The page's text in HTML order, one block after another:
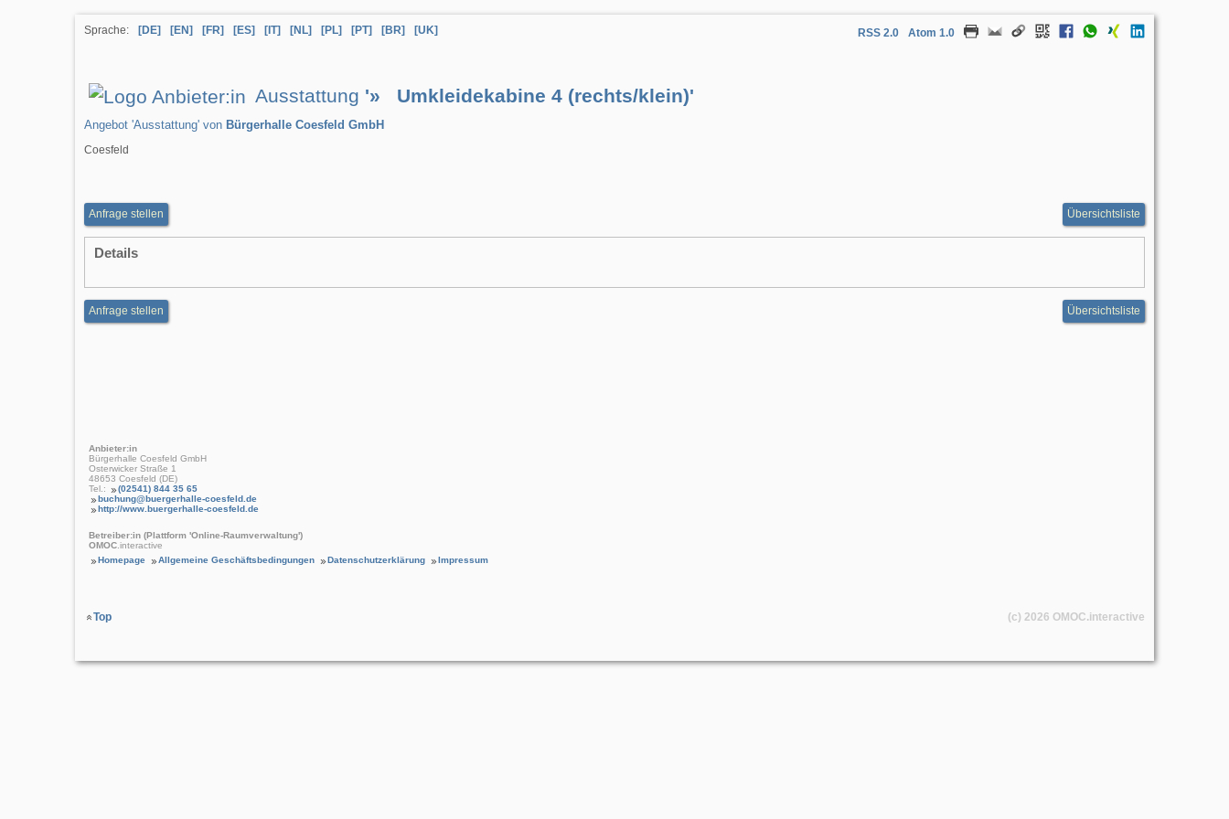
Sprache: [DE] [EN] [FR] [ES] [IT] [NL] [PL] [PT] [BR] [UK] RSS 2.0 Atom 1.0
Ausstattung '» Umkleidekabine 4 (rechts/klein)'
Angebot 'Ausstattung' von Bürgerhalle Coesfeld GmbH
Coesfeld
Anfrage stellen Übersichtsliste
Details
Anfrage stellen Übersichtsliste
Anbieter:in
Bürgerhalle Coesfeld GmbH
Osterwicker Straße 1
48653 Coesfeld (DE)
Tel.:
(02541) 844 35 65
buchung@buergerhalle-coesfeld.de
http://www.buergerhalle-coesfeld.de
Betreiber:in (Plattform 'Online-Raumverwaltung')
OMOC .interactive
Homepage
Allgemeine Geschäftsbedingungen Datenschutzerklärung Impressum
Top (c) 2026 OMOC.interactive